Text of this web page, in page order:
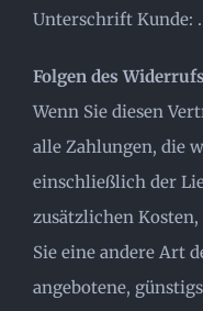
Unterschrift
Folgen des Widerrufs
Wenn Sie diesen
alle Zahlungen, die
einschließlich der
zusätzlichen Kosten,
Sie eine andere Art
angebotene,